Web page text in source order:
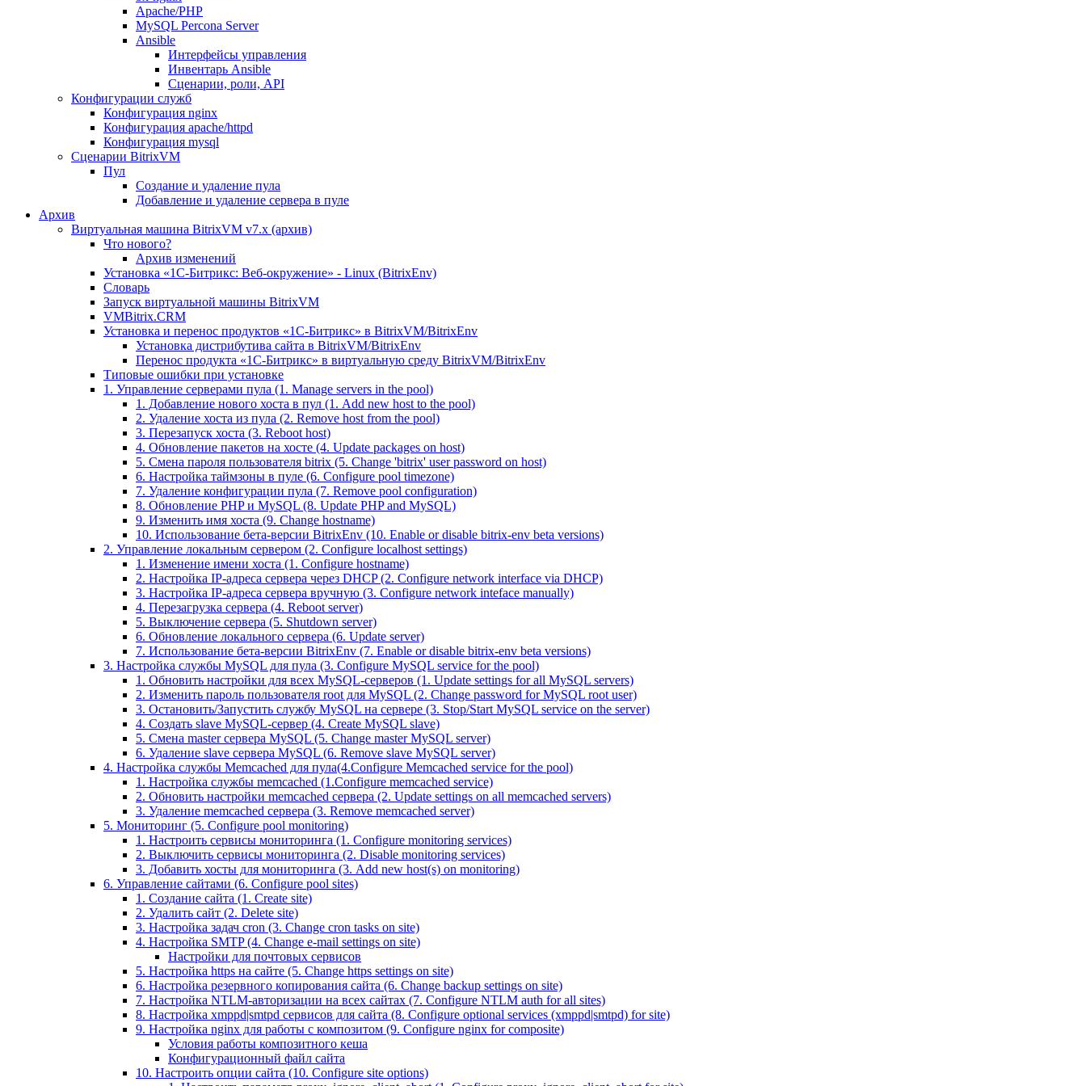
Apache/PHP
MySQL Percona Server
Ansible
Интерфейсы управления
Инвентарь Ansible
Сценарии, роли, API
Конфигурации служб
Конфигурация nginx
Конфигурация apache/httpd
Конфигурация mysql
Сценарии BitrixVM
Пул
Создание и удаление пула
Добавление и удаление сервера в пуле
Архив
Виртуальная машина BitrixVM v7.x (архив)
Что нового?
Архив изменений
Установка «1С-Битрикс: Веб-окружение» - Linux (BitrixEnv)
Словарь
Запуск виртуальной машины BitrixVM
VMBitrix.CRM
Установка и перенос продуктов «1С-Битрикс» в BitrixVM/BitrixEnv
Установка дистрибутива сайта в BitrixVM/BitrixEnv
Перенос продукта «1C-Битрикс» в виртуальную среду BitrixVM/BitrixEnv
Типовые ошибки при установке
1. Управление серверами пула (1. Manage servers in the pool)
1. Добавление нового хоста в пул (1. Add new host to the pool)
2. Удаление хоста из пула (2. Remove host from the pool)
3. Перезапуск хоста (3. Reboot host)
4. Обновление пакетов на хосте (4. Update packages on host)
5. Смена пароля пользователя bitrix (5. Change 'bitrix' user password on host)
6. Настройка таймзоны в пуле (6. Configure pool timezone)
7. Удаление конфигурации пула (7. Remove pool configuration)
8. Обновление PHP и MySQL (8. Update PHP and MySQL)
9. Изменить имя хоста (9. Change hostname)
10. Использование бета-версии BitrixEnv (10. Enable or disable bitrix-env beta versions)
2. Управление локальным сервером (2. Configure localhost settings)
1. Изменение имени хоста (1. Configure hostname)
2. Настройка IP-адреса сервера через DHCP (2. Configure network interface via DHCP)
3. Настройка IP-адреса сервера вручную (3. Configure network inteface manually)
4. Перезагрузка сервера (4. Reboot server)
5. Выключение сервера (5. Shutdown server)
6. Обновление локального сервера (6. Update server)
7. Использование бета-версии BitrixEnv (7. Enable or disable bitrix-env beta versions)
3. Настройка службы MySQL для пула (3. Configure MySQL service for the pool)
1. Обновить настройки для всех MySQL-серверов (1. Update settings for all MySQL servers)
2. Изменить пароль пользователя root для MySQL (2. Change password for MySQL root user)
3. Остановить/Запустить службу MySQL на сервере (3. Stop/Start MySQL service on the server)
4. Создать slave MySQL-сервер (4. Create MySQL slave)
5. Смена master сервера MySQL (5. Change master MySQL server)
6. Удаление slave сервера MySQL (6. Remove slave MySQL server)
4. Настройка службы Memcached для пула(4.Configure Memcached service for the pool)
1. Настройка службы memcached (1.Configure memcached service)
2. Обновить настройки memcached сервера (2. Update settings on all memcached servers)
3. Удаление memcached сервера (3. Remove memcached server)
5. Мониторинг (5. Configure pool monitoring)
1. Настроить сервисы мониторинга (1. Configure monitoring services)
2. Выключить сервисы мониторинга (2. Disable monitoring services)
3. Добавить хосты для мониторинга (3. Add new host(s) on monitoring)
6. Управление сайтами (6. Configure pool sites)
1. Создание сайта (1. Create site)
2. Удалить сайт (2. Delete site)
3. Настройка задач cron (3. Change cron tasks on site)
4. Настройка SMTP (4. Change e-mail settings on site)
Настройки для почтовых сервисов
5. Настройка https на сайте (5. Change https settings on site)
6. Настройка резервного копирования сайта (6. Change backup settings on site)
7. Настройка NTLM-авторизации на всех сайтах (7. Configure NTLM auth for all sites)
8. Настройка xmppd|smtpd сервисов для сайта (8. Configure optional services (xmppd|smtpd) for site)
9. Настройка nginx для работы с композитом (9. Configure nginx for composite)
Условия работы композитного кеша
Конфигурационный файл сайта
10. Настроить опции сайта (10. Configure site options)